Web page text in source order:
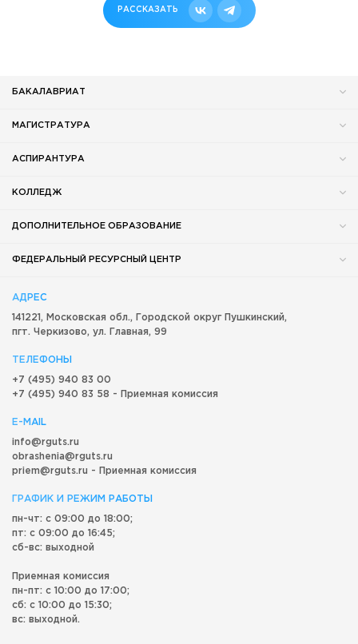
РАССКАЗАТЬ
БАКАЛАВРИАТ
МАГИСТРАТУРА
АСПИРАНТУРА
КОЛЛЕДЖ
ДОПОЛНИТЕЛЬНОЕ ОБРАЗОВАНИЕ
ФЕДЕРАЛЬНЫЙ РЕСУРСНЫЙ ЦЕНТР
АДРЕС
141221, Московская обл., Городской округ Пушкинский,
пгт. Черкизово, ул. Главная, 99
ТЕЛЕФОНЫ
+7 (495) 940 83 00
+7 (495) 940 83 58 - Приемная комиссия
E-MAIL
info@rguts.ru
obrashenia@rguts.ru
priem@rguts.ru - Приемная комиссия
ГРАФИК И РЕЖИМ РАБОТЫ
пн-чт: с 09:00 до 18:00;
пт: с 09:00 до 16:45;
сб-вс: выходной
Приемная комиссия
пн-пт: с 10:00 до 17:00;
сб: с 10:00 до 15:30;
вс: выходной.